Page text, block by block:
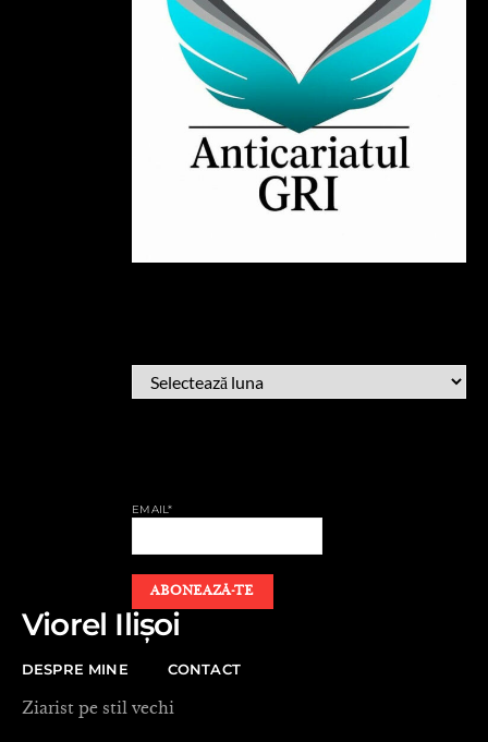
EMAIL*
Viorel Ilișoi
DESPRE MINE CONTACT
Ziarist pe stil vechi